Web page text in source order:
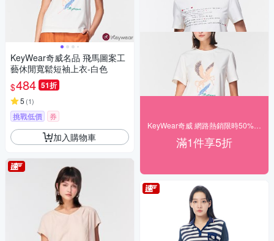
KeyWear奇威名品 飛馬圖案工
藝休閒寬鬆短袖上衣-白色
$484 51折
5 (1)
挑戰低價 券
加入購物車 滿1件享5折